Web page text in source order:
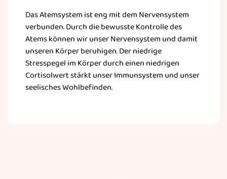
Das Atemsystem ist eng mit dem Nervensystem
verbunden. Durch die bewusste Kontrolle des
Atems können wir unser Nervensystem und damit
unseren Körper beruhigen. Der niedrige
Stresspegel im Körper durch einen niedrigen
Cortisolwert stärkt unser Immunsystem und unser
seelisches Wohlbefinden.